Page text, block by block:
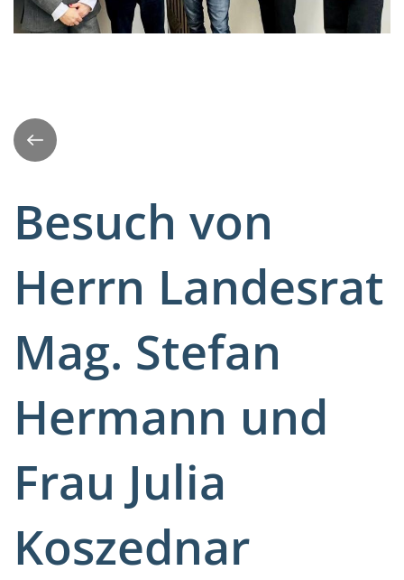
Zurück
Besuch von
Herrn Landesrat
Mag. Stefan
Hermann und
Frau Julia
Koszednar